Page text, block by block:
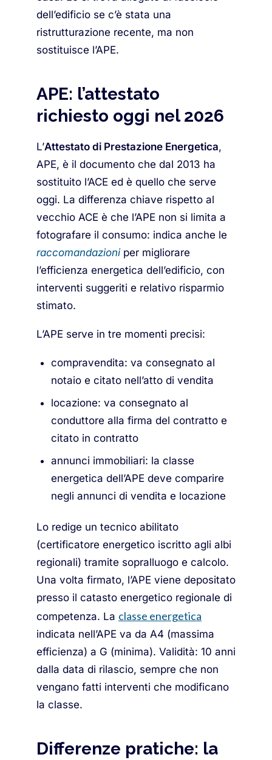
dell’edificio se c’è stata una
ristrutturazione recente, ma non
sostituisce l’APE.
APE: l’attestato
richiesto oggi nel 2026
L’Attestato di Prestazione Energetica,
APE, è il documento che dal 2013 ha
sostituito l’ACE ed è quello che serve
oggi. La differenza chiave rispetto al
vecchio ACE è che l’APE non si limita a
fotografare il consumo: indica anche le
raccomandazioniper migliorare
l’efficienza energetica dell’edificio, con
interventi suggeriti e relativo risparmio
stimato.
L’APE serve in tre momenti precisi:
compravendita: va consegnato al
notaio e citato nell’atto di vendita
locazione: va consegnato al
conduttore alla firma del contratto e
citato in contratto
annunci immobiliari: la classe
energetica dell’APE deve comparire
negli annunci di vendita e locazione
Lo redige un tecnico abilitato
(certificatore energetico iscritto agli albi
regionali) tramite sopralluogo e calcolo.
Una volta firmato, l’APE viene depositato
presso il catasto energetico regionale di
competenza. La classe energetica
indicata nell’APE va da A4 (massima
efficienza) a G (minima). Validità: 10 anni
dalla data di rilascio, sempre che non
vengano fatti interventi che modificano
la classe.
Differenze pratiche: la